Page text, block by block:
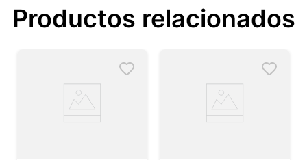
Productos relacionados